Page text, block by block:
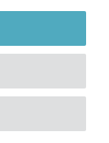
|Politique de